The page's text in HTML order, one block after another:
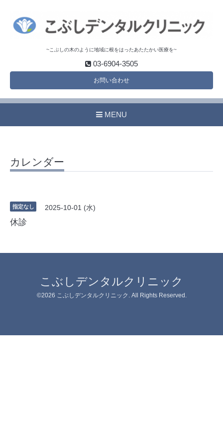
~こぶしの木のように地域に根をはったあたたかい医療を~
03-6904-3505
お問い合わせ
MENU
カレンダー
指定なし 2025-10-01 (水)
休診
こぶしデンタルクリニック
©2026 こぶしデンタルクリニック . All Rights Reserved.